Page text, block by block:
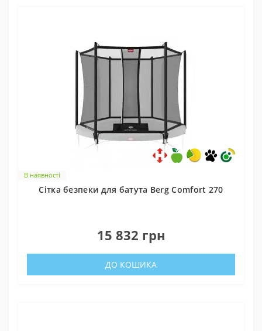
В наявності
Cітка безпеки для батута Berg Comfort 270
15 832 грн
ДО КОШИКА